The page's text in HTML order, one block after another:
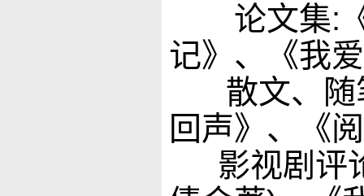
论文集:
记》、《我
散文、随
回声》、《
影视剧评